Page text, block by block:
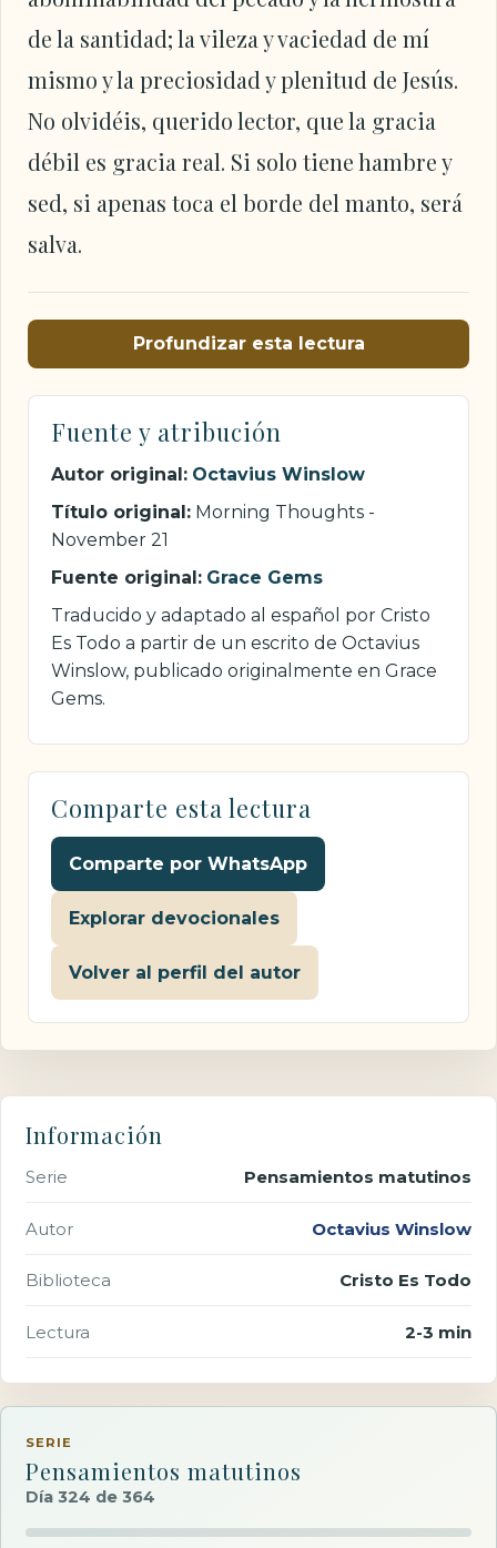
de la santidad; la vileza y vaciedad de mí
mismo y la preciosidad y plenitud de Jesús.
No olvidéis, querido lector, que la gracia
débil es gracia real. Si solo tiene hambre y
sed, si apenas toca el borde del manto, será
salva.
Profundizar esta lectura
Fuente y atribución
Autor original: Octavius Winslow
Título original: Morning Thoughts -
November 21
Fuente original: Grace Gems
Traducido y adaptado al español por Cristo
Es Todo a partir de un escrito de Octavius
Winslow, publicado originalmente en Grace
Gems.
Comparte esta lectura
Comparte por WhatsApp
Explorar devocionales
Volver al perfil del autor
Información
Serie Pensamientos matutinos
Autor Octavius Winslow
Biblioteca Cristo Es Todo
Lectura 2-3 min
SERIE
Pensamientos matutinos
Día 324 de 364